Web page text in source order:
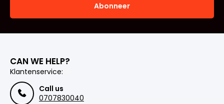
Abonneer
CAN WE HELP?
Klantenservice:
Call us
0707830040